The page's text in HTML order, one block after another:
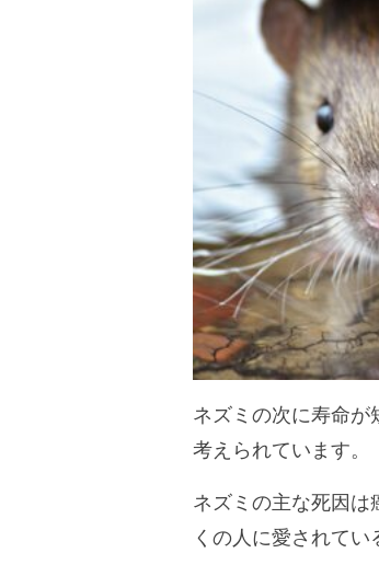
ネズミの次に寿命が
考えられています。
ネズミの主な死因は
くの人に愛されてい